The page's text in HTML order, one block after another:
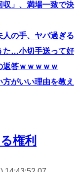
収」、満場一致で決
人の手、ヤバ過ぎる
た…小切手送って好
答ｗｗｗｗｗ
がいい理由を教え
権利